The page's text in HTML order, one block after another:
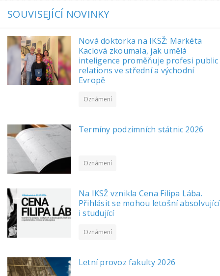
SOUVISEJÍCÍ NOVINKY
Nová doktorka na IKSŽ: Markéta
Kaclová zkoumala, jak umělá
inteligence proměňuje profesi public
relations ve střední a východní
Evropě
Oznámení
Termíny podzimních státnic 2026
Oznámení
Na IKSŽ vznikla Cena Filipa Lába.
Přihlásit se mohou letošní absolvující
i studující
Oznámení
Letní provoz fakulty 2026